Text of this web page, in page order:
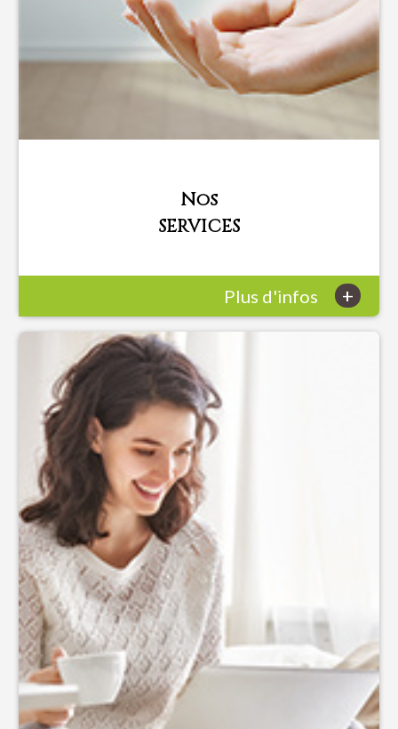
Nos
SERVICES
Plus d'infos +